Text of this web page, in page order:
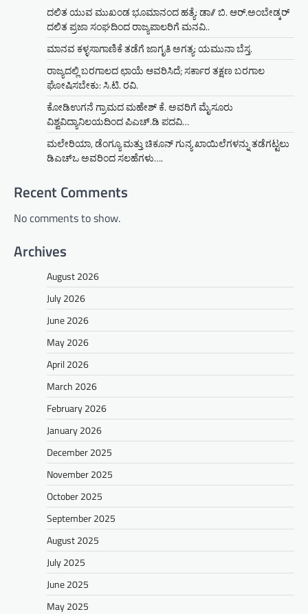
ದಲಿತ ಯುವ ಮುಖಂಡ ಭೂಮಾನಂದ ಹತ್ಯೆ: ಡಾ// ಬಿ. ಆರ್.ಅಂಬೇಡ್ಕರ್
ದಲಿತ ಪ್ರಜಾ ಸಂಘದಿಂದ ರಾಜ್ಯಪಾಲರಿಗೆ ಮನವಿ..
ಮಾನವ ಕಳ್ಳಸಾಗಾಣಿಕೆ ತಡೆಗೆ ಜಾಗೃತಿ ಅಗತ್ಯ: ಯಮುನಾ ಬೆಸ್ತ.
ರಾಜ್ಯದಲ್ಲಿ ಬರಗಾಲದ ಛಾಯೆ ಆವರಿಸಿದೆ; ಸರ್ಕಾರ ತಕ್ಷಣ ಬರಗಾಲ
ಘೋಷಿಸಬೇಕು: ಸಿ.ಟಿ. ರವಿ.
ಕೋಡಿಉಗನೆ ಗ್ರಾಮದ ಮಹೇಶ್ ಕೆ. ಅವರಿಗೆ ಮೈಸೂರು
ವಿಶ್ವವಿದ್ಯಾನಿಲಯದಿಂದ ಪಿಎಚ್.ಡಿ ಪದವಿ…
ಮಲೇರಿಯಾ, ಡೆಂಗ್ಯೂ ಮತ್ತು ಚಿಕೂನ್ ಗುನ್ಯ ಖಾಯಿಲೆಗಳನ್ನು ತಡೆಗಟ್ಟಲು
ಡಿಎಚ್‌ಒ ಅವರಿಂದ ಸಲಹೆಗಳು….
Recent Comments
No comments to show.
Archives
August 2026
July 2026
June 2026
May 2026
April 2026
March 2026
February 2026
January 2026
December 2025
November 2025
October 2025
September 2025
August 2025
July 2025
June 2025
May 2025